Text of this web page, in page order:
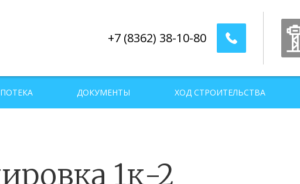
+7 (8362) 38-10-80
ДОКУМЕНТЫ ХОД СТРОИТЕЛЬСТВА
1к-2